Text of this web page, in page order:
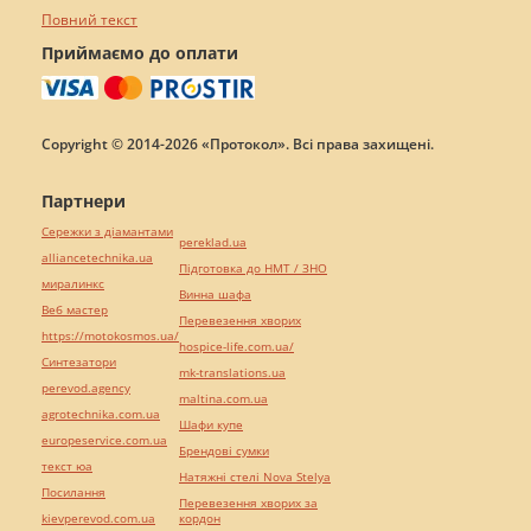
Повний текст
Приймаємо до оплати
Copyright © 2014-2026 «Протокол». Всі права захищені.
Партнери
Сережки з діамантами
alliancetechnika.ua
миралинкс
Веб мастер
https://motokosmos.ua/
Синтезатори
perevod.agency
agrotechnika.com.ua
europeservice.com.ua
текст юа
Посилання
kievperevod.com.ua
pereklad.ua
Підготовка до НМТ / ЗНО
Винна шафа
Перевезення хворих
hospice-life.com.ua/
mk-translations.ua
maltina.com.ua
Шафи купе
Брендові сумки
Натяжні стелі Nova Stelya
Перевезення хворих за
кордон